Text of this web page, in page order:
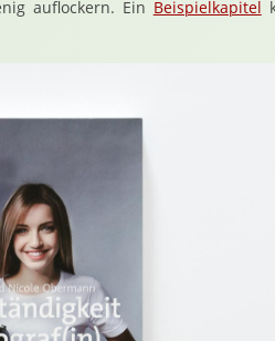
auflockern. Ein Beispielkapitel